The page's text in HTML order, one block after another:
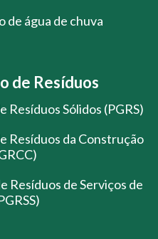
de água de chuva
de Resíduos
Resíduos Sólidos (PGRS)
Resíduos da Construção
Resíduos de Serviços de